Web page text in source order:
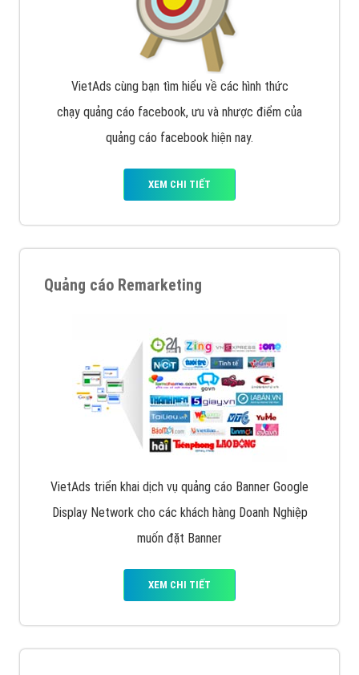
VietAds cùng bạn tìm hiểu về các hình thức
chạy quảng cáo facebook, ưu và nhược điểm của
quảng cáo facebook hiện nay.
XEM CHI TIẾT
Quảng cáo Remarketing
VietAds triển khai dịch vụ quảng cáo Banner Google
Display Network cho các khách hàng Doanh Nghiệp
muốn đặt Banner
XEM CHI TIẾT